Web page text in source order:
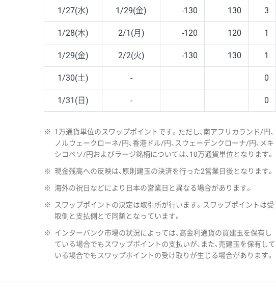
1/27(水) 1/29(金) -130 130 3
1/28(木) 2/1(月) -120 120 1
1/29(金) 2/2(火) -130 130 1
1/30(土) - 0
1/31(日) - 0
※
1万通貨単位のスワップポイントです。ただし、南アフリカランド/円、
ノルウェークローネ/円、香港ドル/円、スウェーデンクローナ/円、メキ
シコペソ/円およびラージ銘柄については、10万通貨単位となります。
※ 現金残高への反映は、原則建玉の決済を行った2営業日後となります。
※ 海外の祝日などにより日本の営業日と異なる場合があります。
※
スワップポイントの決定は取引所が行います。スワップポイントは受
取側と支払側とで同額となっています。
※
インターバンク市場の状況によっては、高金利通貨の買建玉を保有し
ている場合でもスワップポイントの支払いが、また、売建玉を保有して
いる場合でもスワップポイントの受け取りが生じる場合があります。